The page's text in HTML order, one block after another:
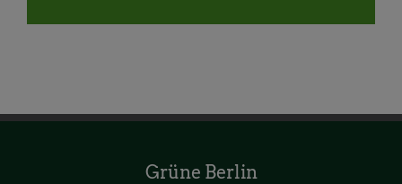
Grüne Berlin